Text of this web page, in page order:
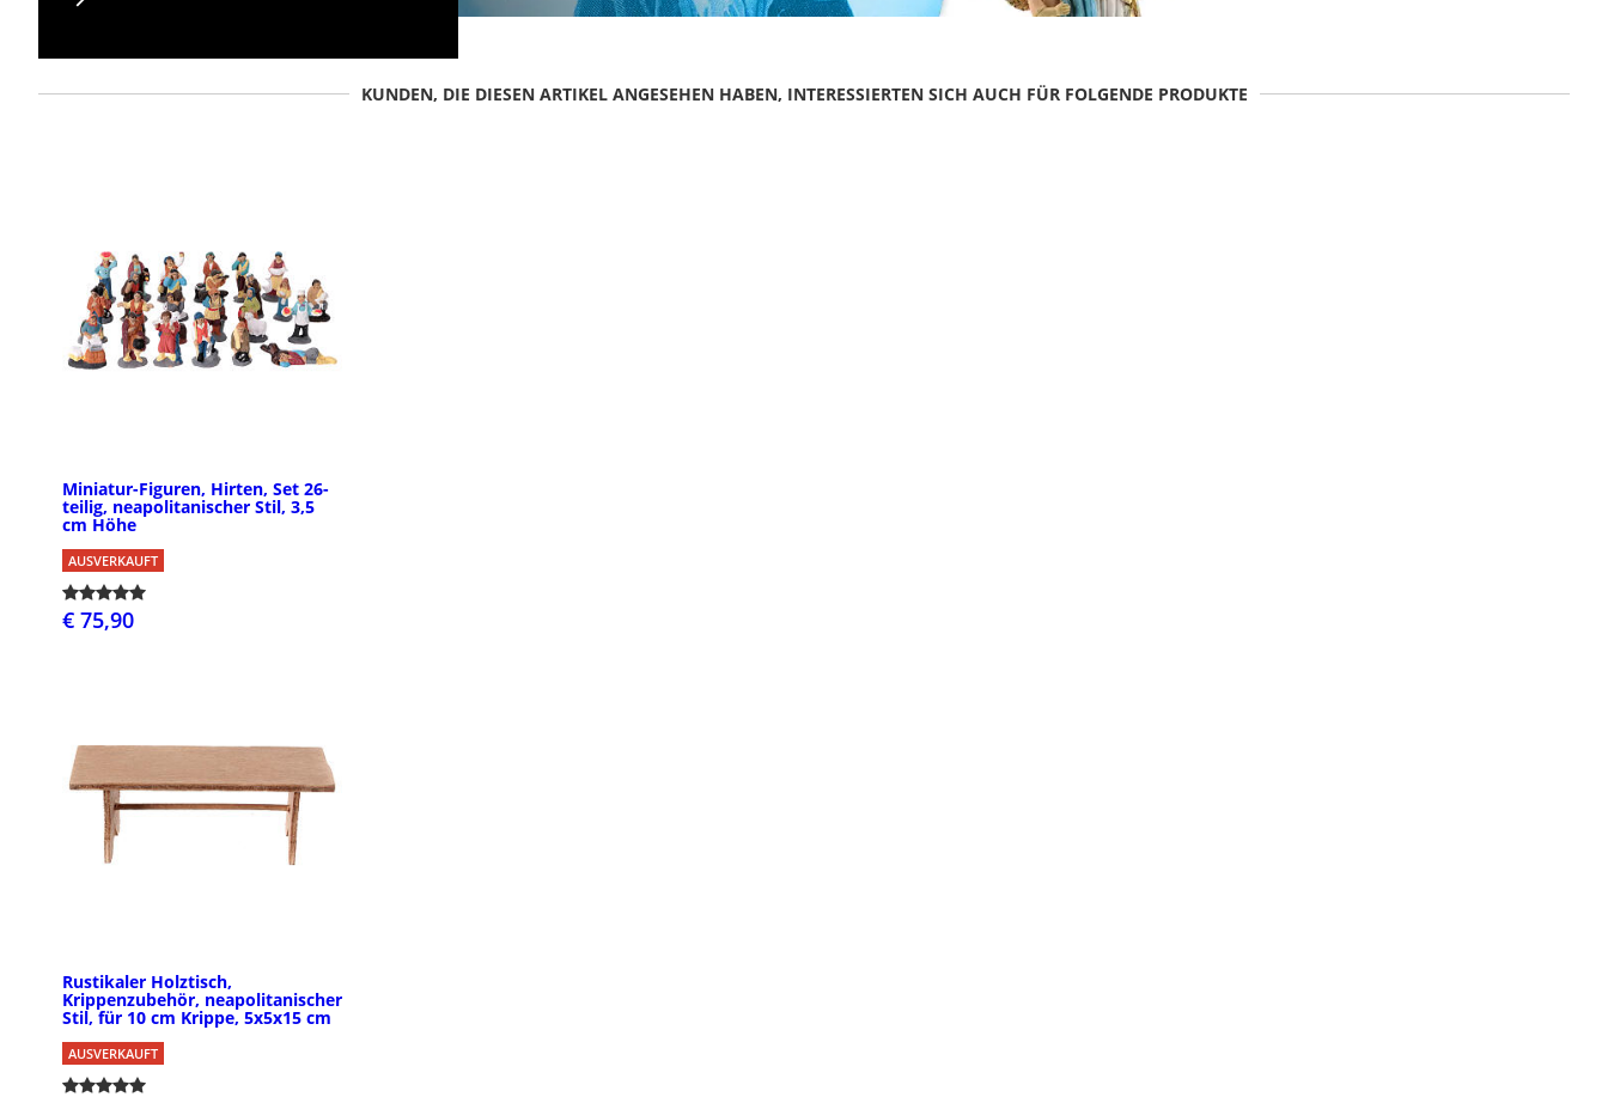
KUNDEN, DIE DIESEN ARTIKEL ANGESEHEN HABEN, INTERESSIERTEN SICH AUCH FÜR FOLGENDE PRODUKTE
Miniatur-Figuren, Hirten, Set 26-
teilig, neapolitanischer Stil, 3,5
cm Höhe
AUSVERKAUFT
€ 75,90
Rustikaler Holztisch,
Krippenzubehör, neapolitanischer
Stil, für 10 cm Krippe, 5x5x15 cm
AUSVERKAUFT